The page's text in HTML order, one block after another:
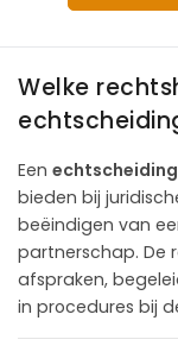
Welke
Een
bieden bij
beëindigen van
partnerschap. De
afspraken,
in procedures bij